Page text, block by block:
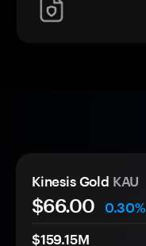
Kinesis Gold KAU
$66.00
0.30%
$159.15M